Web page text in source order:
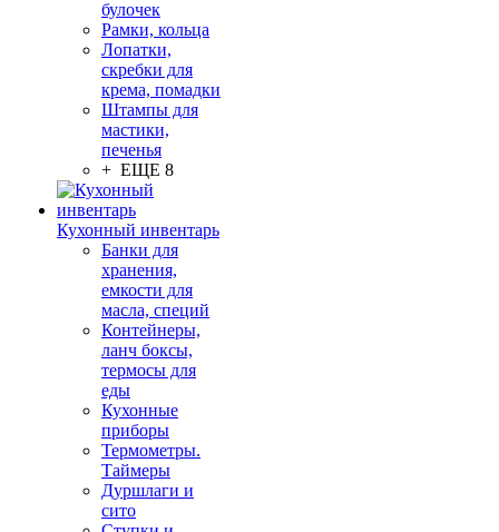
булочек
Рамки, кольца
Лопатки,
скребки для
крема, помадки
Штампы для
мастики,
печенья
+ ЕЩЕ 8
Кухонный инвентарь
Банки для
хранения,
емкости для
масла, специй
Контейнеры,
ланч боксы,
термосы для
еды
Кухонные
приборы
Термометры.
Таймеры
Дуршлаги и
сито